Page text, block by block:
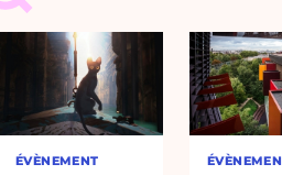
ÉVÈNEMENT